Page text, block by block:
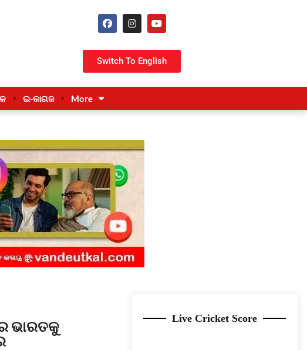
Switch To English
ଇ-କାଗଜ More
ଭାରତକୁ
Live Cricket Score